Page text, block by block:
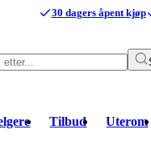
30 dagers åpent kjøp
Tilbud Uterom